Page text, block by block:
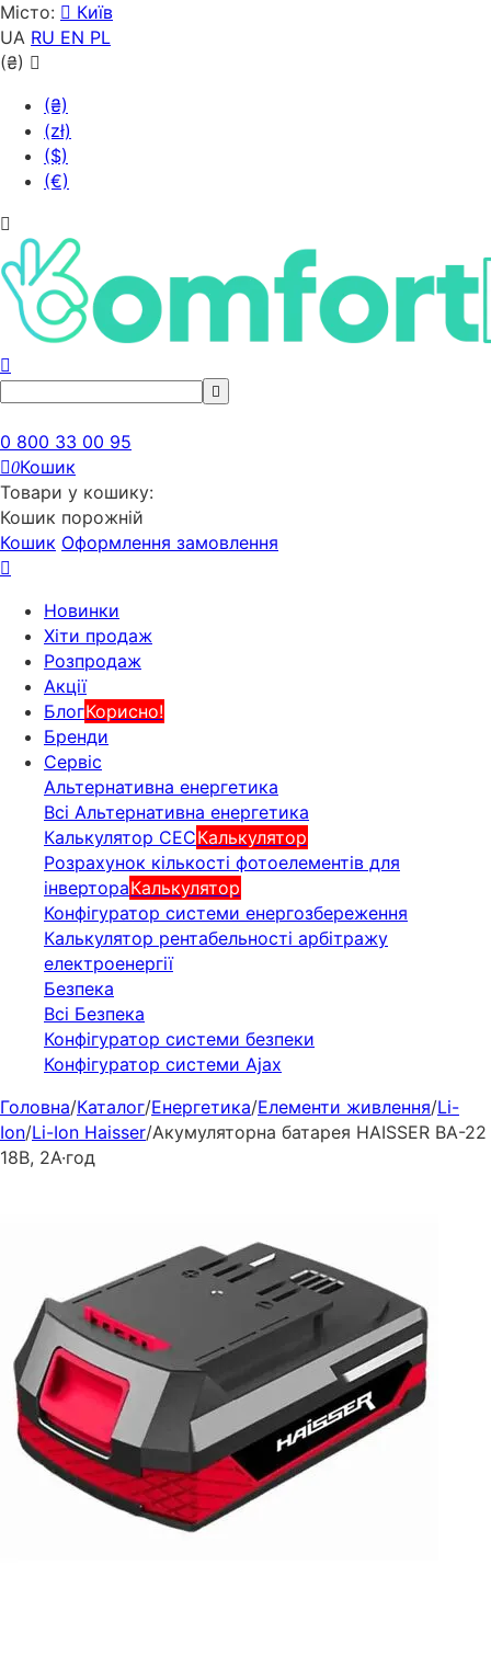
Місто:
Київ
UA RU EN PL
(₴)
(₴)
(zł)
($)
(€)
0 800 33 00 95
0Кошик
Товари у кошику:
Кошик порожній
Кошик Оформлення замовлення
Новинки
Хіти продаж
Розпродаж
Акції
БлогКорисно!
Бренди
Сервіс
Альтернативна енергетика
Всі Альтернативна енергетика
Калькулятор СЕСКалькулятор
Розрахунок кількості фотоелементів для
інвертораКалькулятор
Конфігуратор системи енергозбереження
Калькулятор рентабельності арбітражу
електроенергії
Безпека
Всі Безпека
Конфігуратор системи безпеки
Конфігуратор системи Ajax
Головна/Каталог/Енергетика/Елементи живлення/Li-
Ion/Li-Ion Haisser/Акумуляторна батарея HAISSER BA-22
18В, 2А·год